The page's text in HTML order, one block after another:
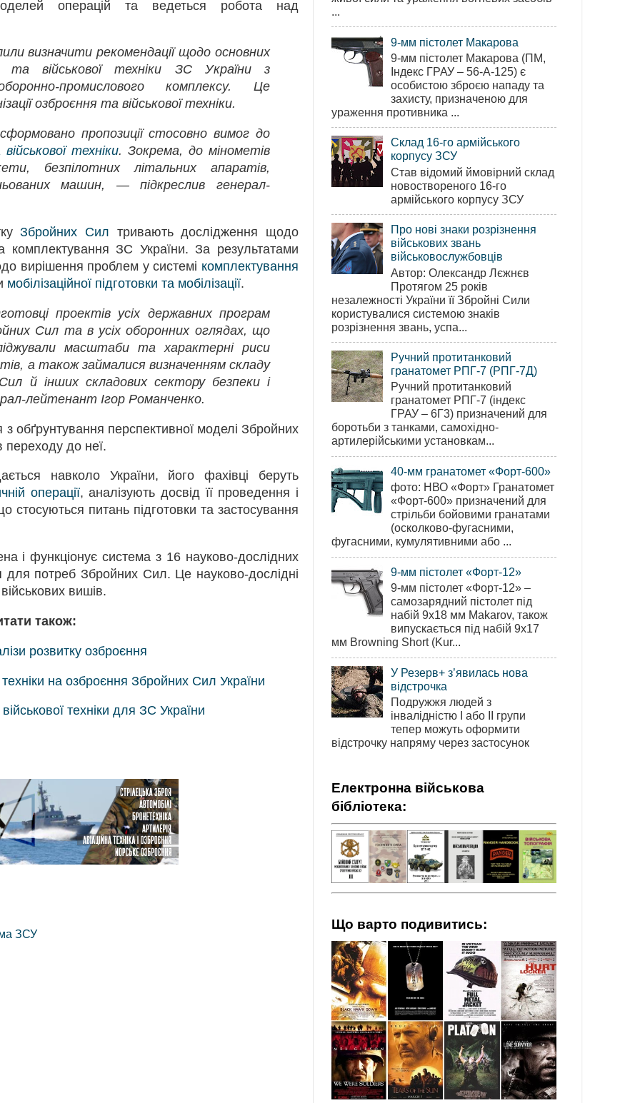
операцій та ведеться робота над
визначити рекомендації щодо основних
та військової техніки ЗС України з
промислового комплексу. Це
озброєння та військової техніки.
пропозиції стосовно вимог до
техніки. Зокрема, до мінометів
безпілотних літальних апаратів,
машин, — підкреслив генерал-
Збройних Сил тривають дослідження щодо
комплектування ЗС України. За результатами
вирішення проблем у системі комплектування
мобілізаційної підготовки та мобілізації.
проектів усіх державних програм
Сил та в усіх оборонних оглядах, що
масштаби та характерні риси
а також займалися визначенням складу
й інших складових сектору безпеки і
лейтенант Ігор Романченко.
обґрунтування перспективної моделі Збройних
переходу до неї.
навколо України, його фахівці беруть
операції, аналізують досвід її проведення і
стосуються питань підготовки та застосування
і функціонує система з 16 науково-дослідних
для потреб Збройних Сил. Це науково-дослідні
вишів.
також:
розвитку озброєння
на озброєння Збройних Сил України
техніки для ЗС України
ЗСУ
...
9-мм пістолет Макарова
9-мм пістолет Макарова (ПМ,
Індекс ГРАУ – 56-А-125) є
особистою зброєю нападу та
захисту, призначеною для
ураження противника ...
Склад 16-го армійського
корпусу ЗСУ
Став відомий ймовірний склад
новоствореного 16-го
армійського корпусу ЗСУ
Про нові знаки розрізнення
військових звань
військовослужбовців
Автор: Олександр Лєжнєв
Протягом 25 років
незалежності України її Збройні Сили
користувалися системою знаків
розрізнення звань, успа...
Ручний протитанковий
гранатомет РПГ-7 (РПГ-7Д)
Ручний протитанковий
гранатомет РПГ-7 (індекс
ГРАУ – 6Г3) призначений для
боротьби з танками, самохідно-
артилерійськими установкам...
40-мм гранатомет «Форт-600»
фото: НВО «Форт» Гранатомет
«Форт-600» призначений для
стрільби бойовими гранатами
(осколково-фугасними,
фугасними, кумулятивними або ...
9-мм пістолет «Форт-12»
9-мм пістолет «Форт-12» –
самозарядний пістолет під
набій 9х18 мм Makarov, також
випускається під набій 9х17
мм Browning Short (Kur...
У Резерв+ з’явилась нова
відстрочка
Подружжя людей з
інвалідністю І або ІІ групи
тепер можуть оформити
відстрочку напряму через застосунок
Електронна військова
бібліотека:
Що варто подивитись: